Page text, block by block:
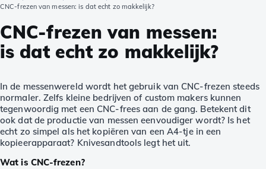
CNC-frezen van messen: is dat echt zo makkelijk?
CNC-frezen van messen:
is dat echt zo makkelijk?
In de messenwereld wordt het gebruik van CNC-frezen steeds
normaler. Zelfs kleine bedrijven of custom makers kunnen
tegenwoordig met een CNC-frees aan de gang. Betekent dit
ook dat de productie van messen eenvoudiger wordt? Is het
echt zo simpel als het kopiëren van een A4-tje in een
kopieerapparaat? Knivesandtools legt het uit.
Wat is CNC-frezen?